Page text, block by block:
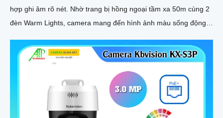
hợp ghi âm rõ nét. Nhờ trang bị hồng ngoại tầm xa 50m cùng 2
đèn Warm Lights, camera mang đến hình ảnh màu sống động